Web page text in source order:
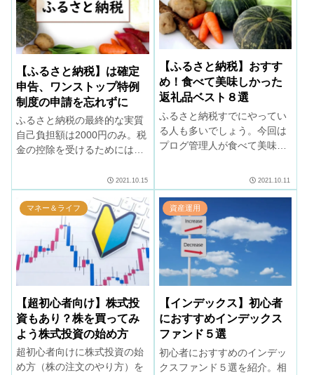
【ふるさと納税】は確定
申告、ワンストップ特例
制度の申請を忘れずに
ふるさと納税の最終的な実質
自己負担額は2000円のみ。税
金の控除を受けるためには、
または確定申告が必要です。
忘れずに申告を。
2021.10.15
【ふるさと納税】おすす
め！食べて美味しかった
返礼品ベスト８選
ふるさと納税すでにやってい
る人も多いでしょう。今回は
プログ管理人が食べて美味し
します。2000円の自己負担
で、お得に返礼品をゲット！
楽天カードを使ってポイント
も貯めましょう。
2021.10.11
マネー＆ライフ
【超初心者向け】株式投
資もあり？株を買ってみ
よう株式投資の始め方
超初心者向けに株式投資の始
め方（株の注文のやり方）を
資産運用
【インデックス】初心者
におすすめインデックス
ファンド５選
初心者におすすめのインデッ
クスファンド５選を紹介。相